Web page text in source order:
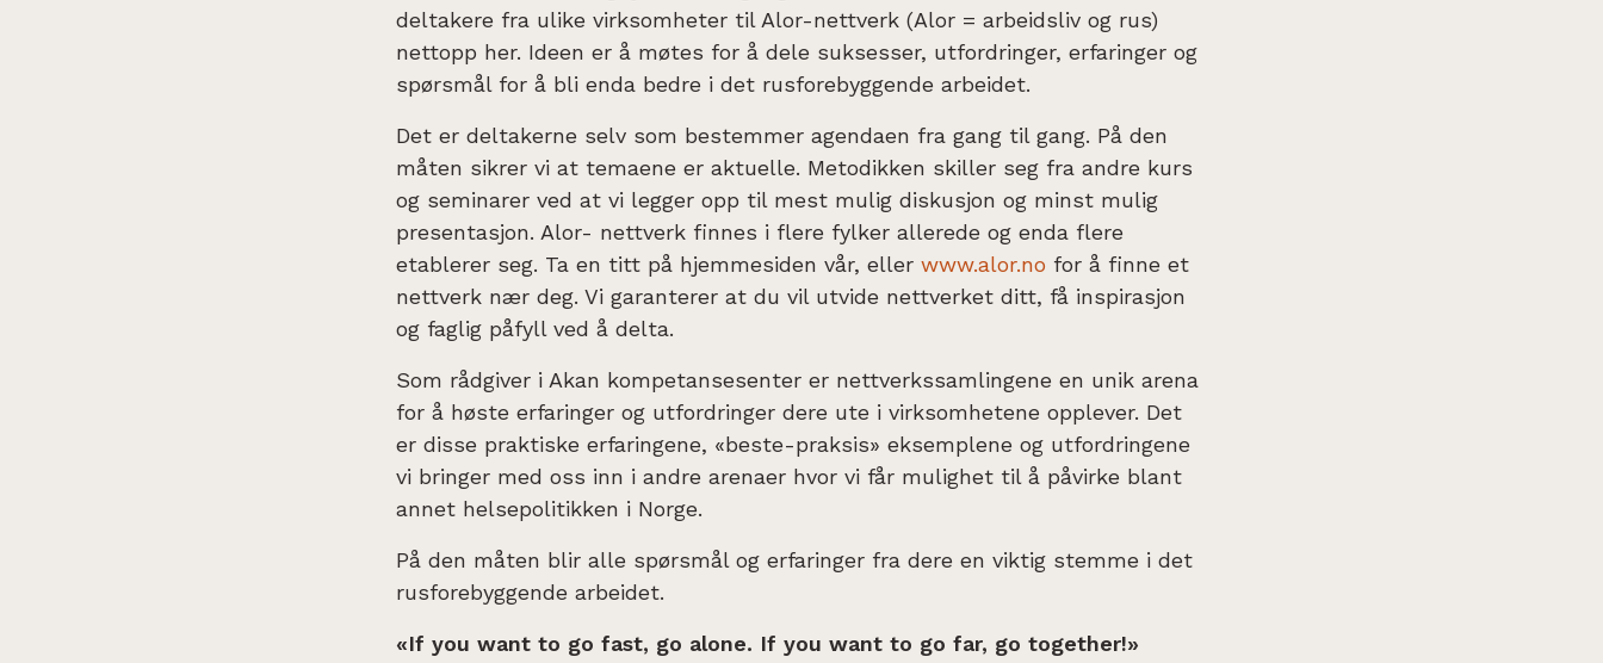
deltakere fra ulike virksomheter til Alor-nettverk (Alor = arbeidsliv og rus)
nettopp her. Ideen er å møtes for å dele suksesser, utfordringer, erfaringer og
spørsmål for å bli enda bedre i det rusforebyggende arbeidet.
Det er deltakerne selv som bestemmer agendaen fra gang til gang. På den
måten sikrer vi at temaene er aktuelle. Metodikken skiller seg fra andre kurs
og seminarer ved at vi legger opp til mest mulig diskusjon og minst mulig
presentasjon. Alor- nettverk finnes i flere fylker allerede og enda flere
etablerer seg. Ta en titt på hjemmesiden vår, eller www.alor.no for å finne et
nettverk nær deg. Vi garanterer at du vil utvide nettverket ditt, få inspirasjon
og faglig påfyll ved å delta.
Som rådgiver i Akan kompetansesenter er nettverkssamlingene en unik arena
for å høste erfaringer og utfordringer dere ute i virksomhetene opplever. Det
er disse praktiske erfaringene, «beste-praksis» eksemplene og utfordringene
vi bringer med oss inn i andre arenaer hvor vi får mulighet til å påvirke blant
annet helsepolitikken i Norge.
På den måten blir alle spørsmål og erfaringer fra dere en viktig stemme i det
rusforebyggende arbeidet.
«If you want to go fast, go alone. If you want to go far, go together!»